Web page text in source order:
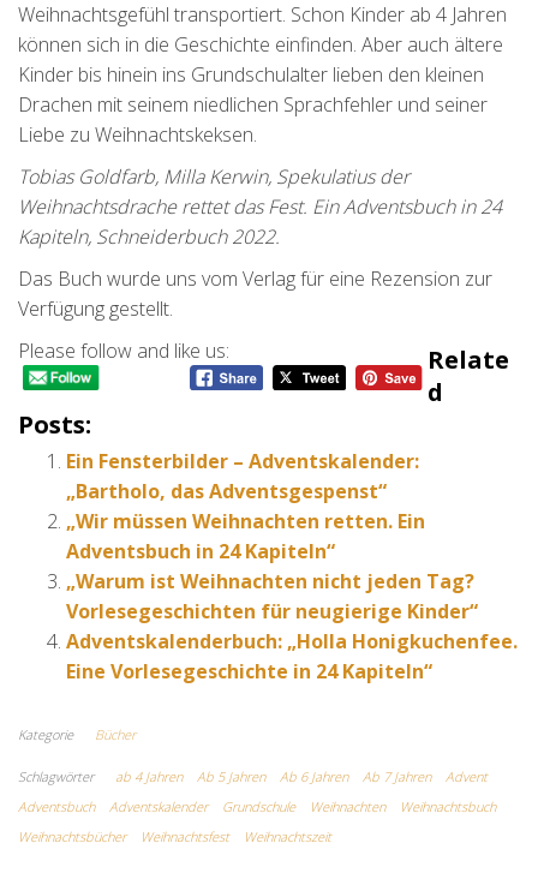
Weihnachtsgefühl transportiert. Schon Kinder ab 4 Jahren
können sich in die Geschichte einfinden. Aber auch ältere
Kinder bis hinein ins Grundschulalter lieben den kleinen
Drachen mit seinem niedlichen Sprachfehler und seiner
Liebe zu Weihnachtskeksen.
Tobias Goldfarb, Milla Kerwin, Spekulatius der
Weihnachtsdrache rettet das Fest. Ein Adventsbuch in 24
Kapiteln, Schneiderbuch 2022.
Das Buch wurde uns vom Verlag für eine Rezension zur
Verfügung gestellt.
Please follow and like us:
Relate
D
Posts:
Ein Fensterbilder – Adventskalender:
„Bartholo, das Adventsgespenst“
„Wir müssen Weihnachten retten. Ein
Adventsbuch in 24 Kapiteln“
„Warum ist Weihnachten nicht jeden Tag?
Vorlesegeschichten für neugierige Kinder“
Adventskalenderbuch: „Holla Honigkuchenfee.
Eine Vorlesegeschichte in 24 Kapiteln“
Kategorie Bücher
Schlagwörter ab 4 Jahren Ab 5 Jahren Ab 6 Jahren Ab 7 Jahren
Advent
Adventsbuch
Adventskalender Grundschule Weihnachten
Weihnachtsbuch
Weihnachtsbücher
Weihnachtsfest Weihnachtszeit